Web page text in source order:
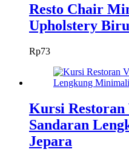
Resto Chair
Upholstery
Rp73
Kursi Restoran
Sandaran
Jepara